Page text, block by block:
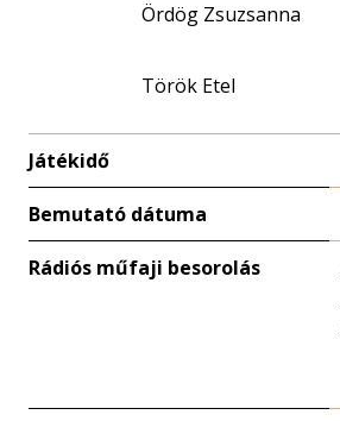
Ördög Zsuzsanna
Török Etel
Játékidő
Bemutató dátuma
Rádiós műfaji besorolás